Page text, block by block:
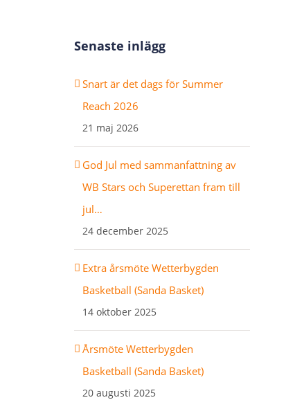
Senaste inlägg
Snart är det dags för Summer
Reach 2026
21 maj 2026
God Jul med sammanfattning av
WB Stars och Superettan fram till
jul…
24 december 2025
Extra årsmöte Wetterbygden
Basketball (Sanda Basket)
14 oktober 2025
Årsmöte Wetterbygden
Basketball (Sanda Basket)
20 augusti 2025